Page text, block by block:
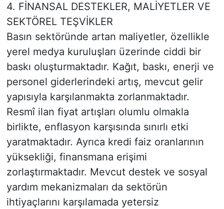
4. FİNANSAL DESTEKLER, MALİYETLER VE
SEKTÖREL TEŞVİKLER
Basın sektöründe artan maliyetler, özellikle
yerel medya kuruluşları üzerinde ciddi bir
baskı oluşturmaktadır. Kağıt, baskı, enerji ve
personel giderlerindeki artış, mevcut gelir
yapısıyla karşılanmakta zorlanmaktadır.
Resmî ilan fiyat artışları olumlu olmakla
birlikte, enflasyon karşısında sınırlı etki
yaratmaktadır. Ayrıca kredi faiz oranlarının
yüksekliği, finansmana erişimi
zorlaştırmaktadır. Mevcut destek ve sosyal
yardım mekanizmaları da sektörün
ihtiyaçlarını karşılamada yetersiz